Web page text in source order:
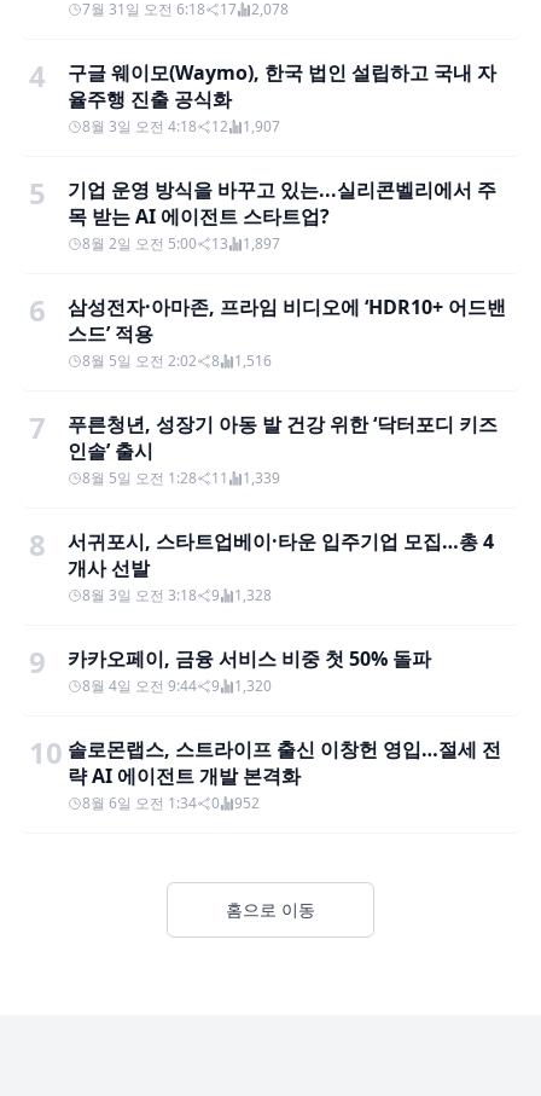
7월 31일 오전 6:18 17 2,078
4
구글 웨이모(Waymo), 한국 법인 설립하고 국내 자
율주행 진출 공식화
8월 3일 오전 4:18 12 1,907
5
기업 운영 방식을 바꾸고 있는...실리콘벨리에서 주
목 받는 AI 에이전트 스타트업?
8월 2일 오전 5:00 13 1,897
6
삼성전자·아마존, 프라임 비디오에 ‘HDR10+ 어드밴
스드’ 적용
8월 5일 오전 2:02 8 1,516
7
푸른청년, 성장기 아동 발 건강 위한 ‘닥터포디 키즈
인솔’ 출시
8월 5일 오전 1:28 11 1,339
8
서귀포시, 스타트업베이·타운 입주기업 모집…총 4
개사 선발
8월 3일 오전 3:18 9 1,328
9 카카오페이, 금융 서비스 비중 첫 50% 돌파
8월 4일 오전 9:44 9 1,320
10 솔로몬랩스, 스트라이프 출신 이창헌 영입…절세 전
략 AI 에이전트 개발 본격화
8월 6일 오전 1:34 0 952
홈으로 이동